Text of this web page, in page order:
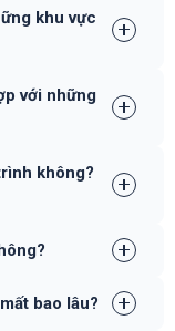
khu vực
với những
không?
bao lâu?